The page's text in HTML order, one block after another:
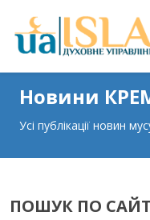
Новини
Усі публікації новин
ПОШУК ПО